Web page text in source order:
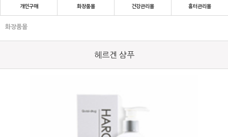
화장품몰
개인구매 화장품몰 건강관리몰 흉터관리몰
화장품몰
헤르겐 샴푸